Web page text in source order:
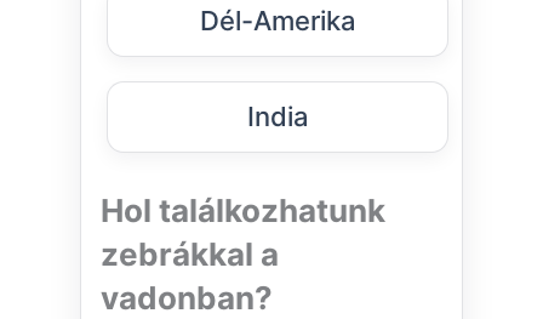
Dél-Amerika
India
Hol találkozhatunk
zebrákkal a
vadonban?